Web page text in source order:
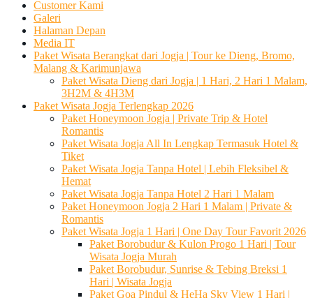
Customer Kami
Galeri
Halaman Depan
Media IT
Paket Wisata Berangkat dari Jogja | Tour ke Dieng, Bromo,
Malang & Karimunjawa
Paket Wisata Dieng dari Jogja | 1 Hari, 2 Hari 1 Malam,
3H2M & 4H3M
Paket Wisata Jogja Terlengkap 2026
Paket Honeymoon Jogja | Private Trip & Hotel
Romantis
Paket Wisata Jogja All In Lengkap Termasuk Hotel &
Tiket
Paket Wisata Jogja Tanpa Hotel | Lebih Fleksibel &
Hemat
Paket Wisata Jogja Tanpa Hotel 2 Hari 1 Malam
Paket Honeymoon Jogja 2 Hari 1 Malam | Private &
Romantis
Paket Wisata Jogja 1 Hari | One Day Tour Favorit 2026
Paket Borobudur & Kulon Progo 1 Hari | Tour
Wisata Jogja Murah
Paket Borobudur, Sunrise & Tebing Breksi 1
Hari | Wisata Jogja
Paket Goa Pindul & HeHa Sky View 1 Hari |